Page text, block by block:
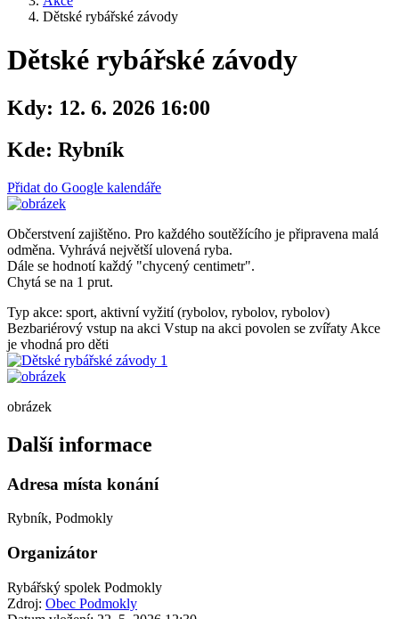
Dětské rybářské závody
Dětské rybářské závody
Kdy: 12. 6. 2026 16:00
Kde: Rybník
Přidat do Google kalendáře
Občerstvení zajištěno. Pro každého soutěžícího je připravena malá
odměna. Vyhrává největší ulovená ryba.
Dále se hodnotí každý "chycený centimetr".
Chytá se na 1 prut.
Typ akce: sport, aktivní vyžití (rybolov, rybolov, rybolov)
Bezbariérový vstup na akci Vstup na akci povolen se zvířaty Akce
je vhodná pro děti
obrázek
Další informace
Adresa místa konání
Rybník, Podmokly
Organizátor
Rybářský spolek Podmokly
Zdroj: Obec Podmokly